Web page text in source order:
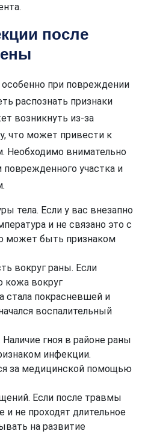
после
при повреждении
распознать признаки
возникнуть из-за
что может привести к
Необходимо внимательно
участка и
тела. Если у вас внезапно
и не связано это с
может быть признаком
вокруг раны. Если
кожа вокруг
стала покрасневшей и
воспалительный
гноя в районе раны
инфекции.
за медицинской помощью
Если после травмы
и не проходят длительное
на развитие